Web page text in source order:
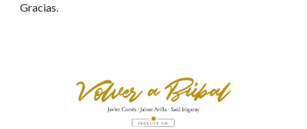
Gracias.